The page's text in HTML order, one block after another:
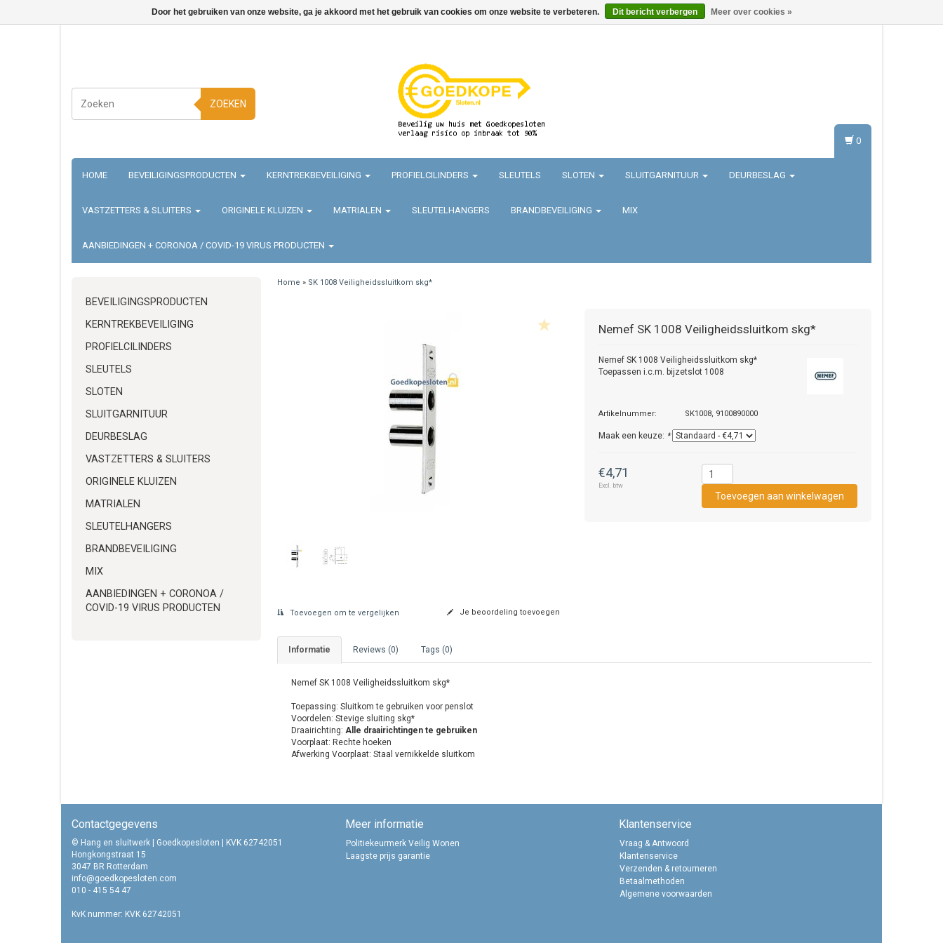
ZOEKEN
HOME BEVEILIGINGSPRODUCTEN KERNTREKBEVEILIGING PROFIELCILINDERS SLEUTELS SLOTEN SLUITGARNITUUR DEURBESLAG
VASTZETTERS & SLUITERS ORIGINELE KLUIZEN MATRIALEN SLEUTELHANGERS BRANDBEVEILIGING MIX
AANBIEDINGEN + CORONOA / COVID-19 VIRUS PRODUCTEN
0
BEVEILIGINGSPRODUCTEN
KERNTREKBEVEILIGING
PROFIELCILINDERS
SLEUTELS
SLOTEN
SLUITGARNITUUR
DEURBESLAG
VASTZETTERS & SLUITERS
ORIGINELE KLUIZEN
MATRIALEN
SLEUTELHANGERS
BRANDBEVEILIGING
MIX
AANBIEDINGEN + CORONOA /
COVID-19 VIRUS PRODUCTEN
Home » SK 1008 Veiligheidssluitkom skg*
Nemef SK 1008 Veiligheidssluitkom skg*
Nemef SK 1008 Veiligheidssluitkom skg*
Toepassen i.c.m. bijzetslot 1008
Artikelnummer: SK1008, 9100890000
Maak een keuze: *
€4,71
Excl. btw
Toevoegen om te vergelijken Je beoordeling toevoegen
Informatie Reviews (0) Tags (0)
Nemef SK 1008 Veiligheidssluitkom skg*
Toepassing: Sluitkom te gebruiken voor penslot
Voordelen: Stevige sluiting skg*
Draairichting: Alle draairichtingen te gebruiken
Voorplaat: Rechte hoeken
Afwerking Voorplaat: Staal vernikkelde sluitkom
Contactgegevens
© Hang en sluitwerk | Goedkopesloten | KVK 62742051
Hongkongstraat 15
3047 BR Rotterdam
info@goedkopesloten.com
010 - 415 54 47
KvK nummer: KVK 62742051
Meer informatie
Politiekeurmerk Veilig Wonen
Laagste prijs garantie
Klantenservice
Vraag & Antwoord
Klantenservice
Verzenden & retourneren
Betaalmethoden
Algemene voorwaarden
Door het gebruiken van onze website, ga je akkoord met het gebruik van cookies om onze website te verbeteren. Dit bericht verbergen Meer over cookies »